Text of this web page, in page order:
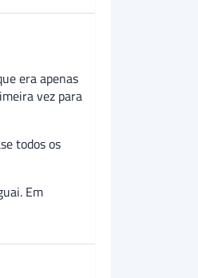
era apenas
vez para
todos os
Em